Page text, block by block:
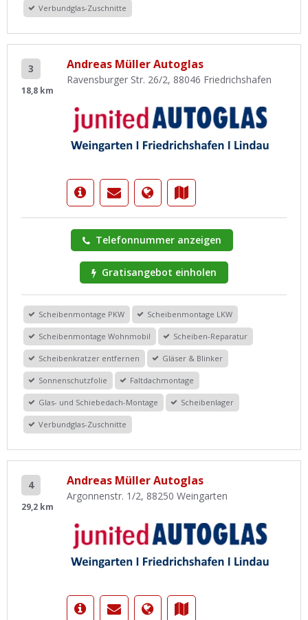
Verbundglas-Zuschnitte
3
18,8 km
Andreas Müller Autoglas
Ravensburger Str. 26/2, 88046 Friedrichshafen
Telefonnummer anzeigen
Gratisangebot einholen
Scheibenmontage PKW Scheibenmontage LKW
Scheibenmontage Wohnmobil Scheiben-Reparatur
Scheibenkratzer entfernen Gläser & Blinker
Sonnenschutzfolie Faltdachmontage
Glas- und Schiebedach-Montage Scheibenlager
Verbundglas-Zuschnitte
4
29,2 km
Andreas Müller Autoglas
Argonnenstr. 1/2, 88250 Weingarten